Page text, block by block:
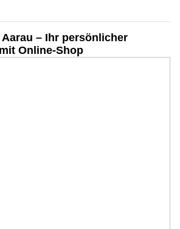
– Ihr persönlicher
Online-Shop